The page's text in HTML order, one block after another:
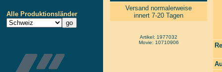
Alle Produktionsländer
Versand normalerweise
innert 7-20 Tagen
Artikel: 1977032
Movie: 10710906